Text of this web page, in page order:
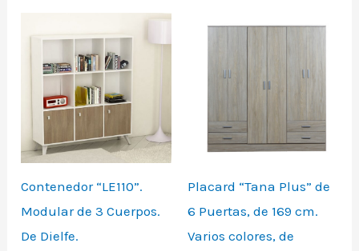
Contenedor “LE110”.
Modular de 3 Cuerpos.
De Dielfe.
Placard “Tana Plus” de
6 Puertas, de 169 cm.
Varios colores, de